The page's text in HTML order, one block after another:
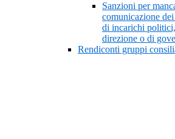
Sanzioni per
comunicazione
di incarichi
direzione o di
Rendiconti gruppi